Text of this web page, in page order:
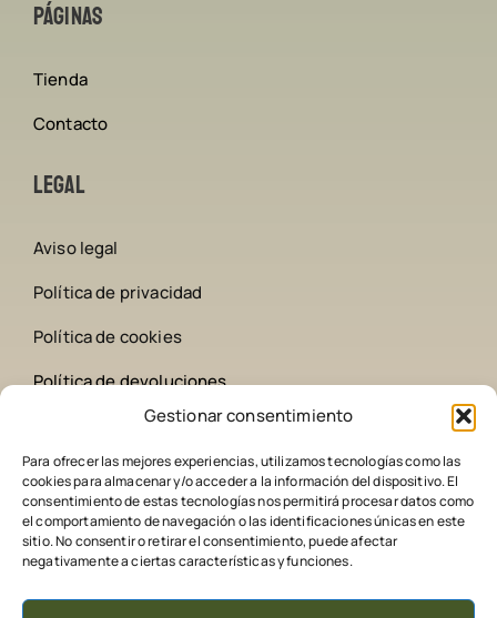
Gestionar consentimiento
Para ofrecer las mejores experiencias, utilizamos tecnologías como las
cookies para almacenar y/o acceder a la información del dispositivo. El
consentimiento de estas tecnologías nos permitirá procesar datos como
el comportamiento de navegación o las identificaciones únicas en este
sitio. No consentir o retirar el consentimiento, puede afectar
negativamente a ciertas características y funciones.
Páginas
Tienda
Contacto
Legal
Aviso legal
Política de privacidad
Política de cookies
Política de devoluciones
642 258 209
comederoscaza@gmail.com